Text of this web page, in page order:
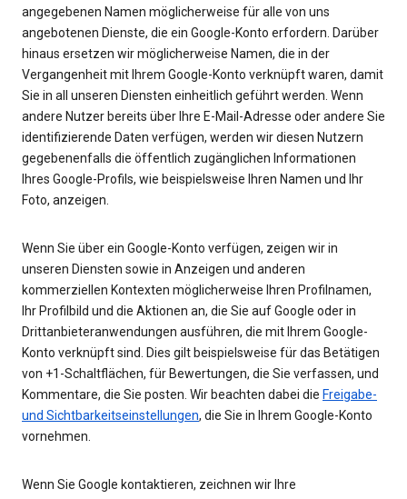
angegebenen Namen möglicherweise für alle von uns
angebotenen Dienste, die ein Google-Konto erfordern. Darüber
hinaus ersetzen wir möglicherweise Namen, die in der
Vergangenheit mit Ihrem Google-Konto verknüpft waren, damit
Sie in all unseren Diensten einheitlich geführt werden. Wenn
andere Nutzer bereits über Ihre E-Mail-Adresse oder andere Sie
identifizierende Daten verfügen, werden wir diesen Nutzern
gegebenenfalls die öffentlich zugänglichen Informationen
Ihres Google-Profils, wie beispielsweise Ihren Namen und Ihr
Foto, anzeigen.
Wenn Sie über ein Google-Konto verfügen, zeigen wir in
unseren Diensten sowie in Anzeigen und anderen
kommerziellen Kontexten möglicherweise Ihren Profilnamen,
Ihr Profilbild und die Aktionen an, die Sie auf Google oder in
Drittanbieteranwendungen ausführen, die mit Ihrem Google-
Konto verknüpft sind. Dies gilt beispielsweise für das Betätigen
von +1-Schaltflächen, für Bewertungen, die Sie verfassen, und
Kommentare, die Sie posten. Wir beachten dabei die Freigabe-
und Sichtbarkeitseinstellungen, die Sie in Ihrem Google-Konto
vornehmen.
Wenn Sie Google kontaktieren, zeichnen wir Ihre